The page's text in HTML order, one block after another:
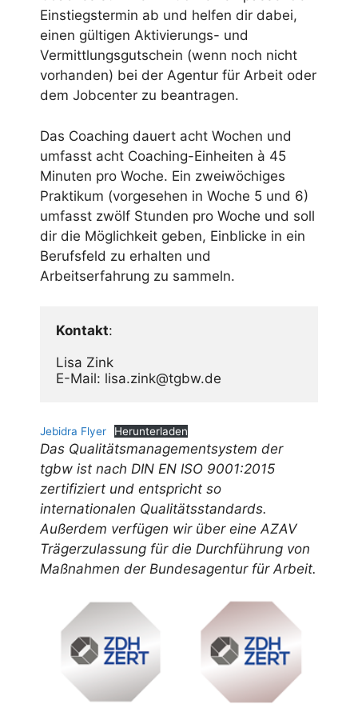
Einstiegstermin ab und helfen dir dabei,
einen gültigen Aktivierungs- und
Vermittlungsgutschein (wenn noch nicht
vorhanden) bei der Agentur für Arbeit oder
dem Jobcenter zu beantragen.
Das Coaching dauert acht Wochen und
umfasst acht Coaching-Einheiten à 45
Minuten pro Woche. Ein zweiwöchiges
Praktikum (vorgesehen in Woche 5 und 6)
umfasst zwölf Stunden pro Woche und soll
dir die Möglichkeit geben, Einblicke in ein
Berufsfeld zu erhalten und
Arbeitserfahrung zu sammeln.
Kontakt:
Lisa Zink
E-Mail: lisa.zink@tgbw.de
Jebidra Flyer Herunterladen
Das Qualitätsmanagementsystem der
tgbw ist nach DIN EN ISO 9001:2015
zertifiziert und entspricht so
internationalen Qualitätsstandards.
Außerdem verfügen wir über eine AZAV
Trägerzulassung für die Durchführung von
Maßnahmen der Bundesagentur für Arbeit.